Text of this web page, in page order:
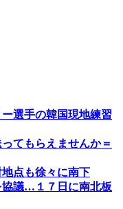
選手の韓国現地練習
てもらえませんか＝
点も徐々に南下
協議…１７日に南北板